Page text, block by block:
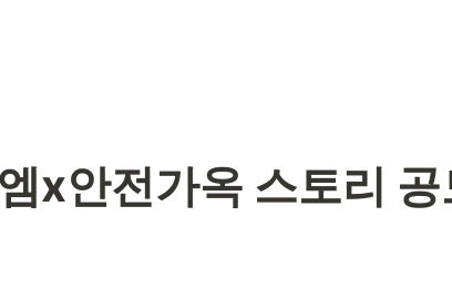
x안전가옥 스토리 공